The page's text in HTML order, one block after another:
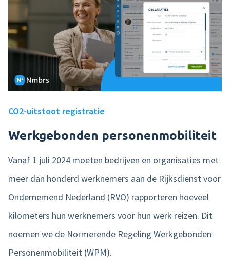
CO2-uitstoot registratie
Werkgebonden personenmobiliteit
Vanaf 1 juli 2024 moeten bedrijven en organisaties met
meer dan honderd werknemers aan de Rijksdienst voor
Ondernemend Nederland (RVO) rapporteren hoeveel
kilometers hun werknemers voor hun werk reizen. Dit
noemen we de Normerende Regeling Werkgebonden
Personenmobiliteit (WPM).